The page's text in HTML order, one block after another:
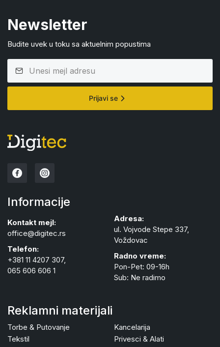
Newsletter
Budite uvek u toku sa aktuelnim popustima
Prijavi se
Informacije
Kontakt mejl:
office@digitec.rs
Telefon:
+381 11 4207 307,
065 606 606 1
Adresa:
ul. Vojvode Stepe 337,
Voždovac
Radno vreme:
Pon-Pet: 09-16h
Sub: Ne radimo
Reklamni materijali
Torbe & Putovanje
Tekstil
Kancelarija
Privesci & Alati